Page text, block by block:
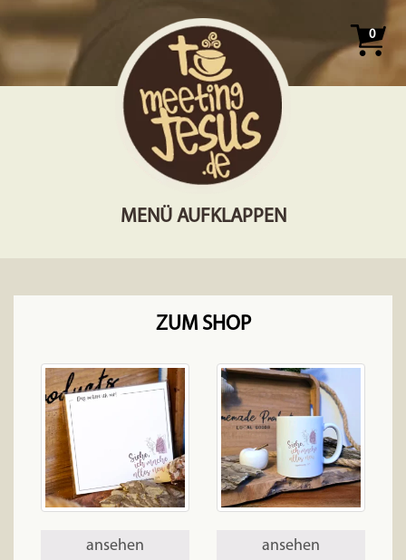
0
MENÜ AUFKLAPPEN
ZUM SHOP
ansehen ansehen